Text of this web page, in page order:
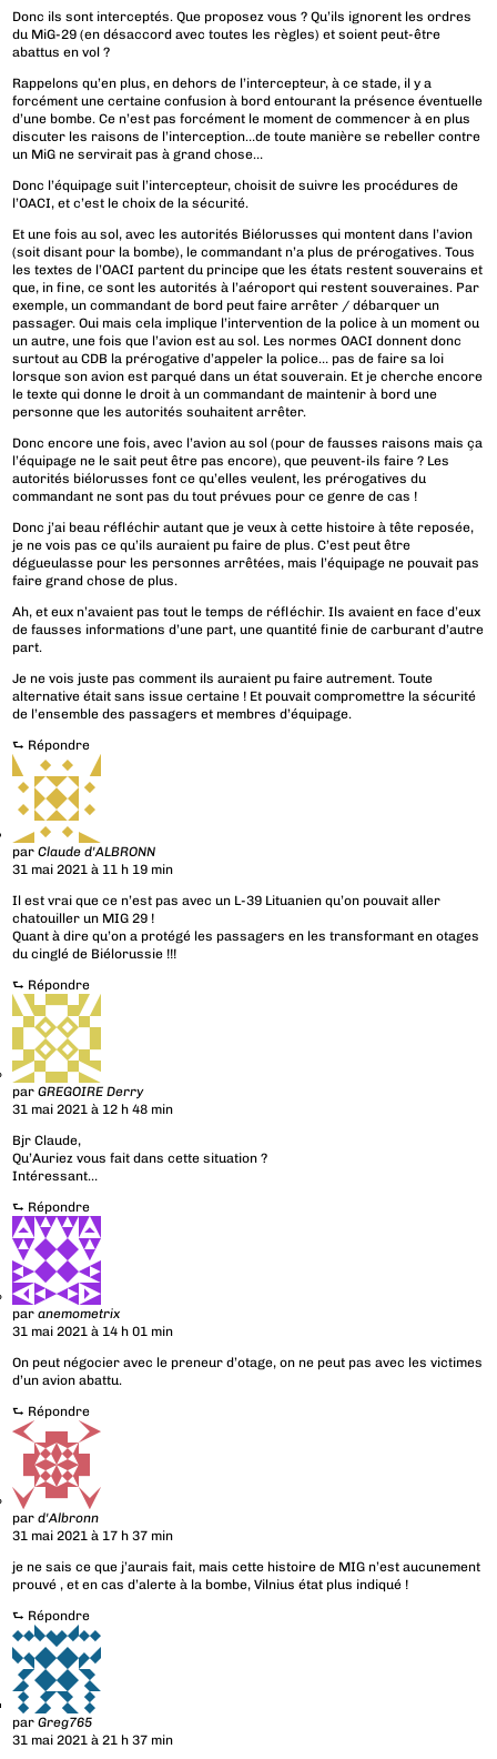
Donc ils sont interceptés. Que proposez vous ? Qu’ils ignorent les ordres
du MiG-29 (en désaccord avec toutes les règles) et soient peut-être
abattus en vol ?
Rappelons qu’en plus, en dehors de l’intercepteur, à ce stade, il y a
forcément une certaine confusion à bord entourant la présence éventuelle
d’une bombe. Ce n’est pas forcément le moment de commencer à en plus
discuter les raisons de l’interception…de toute manière se rebeller contre
un MiG ne servirait pas à grand chose…
Donc l’équipage suit l’intercepteur, choisit de suivre les procédures de
l’OACI, et c’est le choix de la sécurité.
Et une fois au sol, avec les autorités Biélorusses qui montent dans l’avion
(soit disant pour la bombe), le commandant n’a plus de prérogatives. Tous
les textes de l’OACI partent du principe que les états restent souverains et
que, in fine, ce sont les autorités à l’aéroport qui restent souveraines. Par
exemple, un commandant de bord peut faire arrêter / débarquer un
passager. Oui mais cela implique l’intervention de la police à un moment ou
un autre, une fois que l’avion est au sol. Les normes OACI donnent donc
surtout au CDB la prérogative d’appeler la police… pas de faire sa loi
lorsque son avion est parqué dans un état souverain. Et je cherche encore
le texte qui donne le droit à un commandant de maintenir à bord une
personne que les autorités souhaitent arrêter.
Donc encore une fois, avec l’avion au sol (pour de fausses raisons mais ça
l’équipage ne le sait peut être pas encore), que peuvent-ils faire ? Les
autorités biélorusses font ce qu’elles veulent, les prérogatives du
commandant ne sont pas du tout prévues pour ce genre de cas !
Donc j’ai beau réfléchir autant que je veux à cette histoire à tête reposée,
je ne vois pas ce qu’ils auraient pu faire de plus. C’est peut être
dégueulasse pour les personnes arrêtées, mais l’équipage ne pouvait pas
faire grand chose de plus.
Ah, et eux n’avaient pas tout le temps de réfléchir. Ils avaient en face d’eux
de fausses informations d’une part, une quantité finie de carburant d’autre
part.
Je ne vois juste pas comment ils auraient pu faire autrement. Toute
alternative était sans issue certaine ! Et pouvait compromettre la sécurité
de l’ensemble des passagers et membres d’équipage.
⮑ Répondre
parClaude d'ALBRONN
31 mai 2021 à 11 h 19 min
Il est vrai que ce n’est pas avec un L-39 Lituanien qu’on pouvait aller
chatouiller un MIG 29 !
Quant à dire qu’on a protégé les passagers en les transformant en otages
du cinglé de Biélorussie !!!
⮑ Répondre
parGREGOIRE Derry
31 mai 2021 à 12 h 48 min
Bjr Claude,
Qu’Auriez vous fait dans cette situation ?
Intéressant…
⮑ Répondre
paranemometrix
31 mai 2021 à 14 h 01 min
On peut négocier avec le preneur d’otage, on ne peut pas avec les victimes
d’un avion abattu.
⮑ Répondre
pard'Albronn
31 mai 2021 à 17 h 37 min
je ne sais ce que j’aurais fait, mais cette histoire de MIG n’est aucunement
prouvé , et en cas d’alerte à la bombe, Vilnius état plus indiqué !
⮑ Répondre
parGreg765
31 mai 2021 à 21 h 37 min